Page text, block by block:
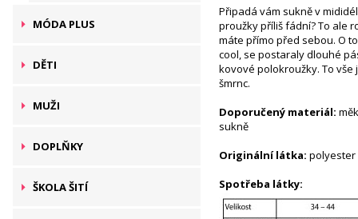
MÓDA PLUS
DĚTI
MUŽI
DOPLŇKY
ŠKOLA ŠITÍ
Připadá vám sukně v
proužky příliš fádní? To ale
máte přímo před sebou. O
cool, se postaraly dlouhé
kovové polokroužky. To vše
šmrnc.
Doporučený materiál:
sukně
Originální látka: polyester
Spotřeba látky: